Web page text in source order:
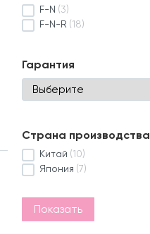
F-N (3)
F-N-R (18)
Гарантия
Страна производства
Китай (10)
Япония (7)
Показать